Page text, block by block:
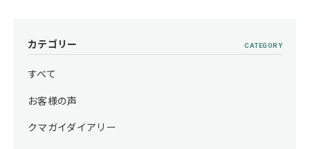
カテゴリー CATEGORY
すべて
お客様の声
クマガイダイアリー